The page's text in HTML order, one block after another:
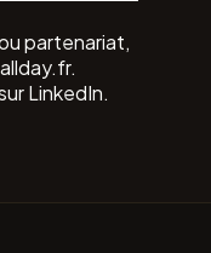
partenariat,
.
LinkedIn.